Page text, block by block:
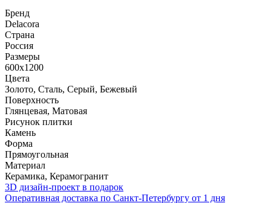
Бренд
Delacora
Страна
Россия
Размеры
600x1200
Цвета
Золото, Сталь, Серый, Бежевый
Поверхность
Глянцевая, Матовая
Рисунок плитки
Камень
Форма
Прямоугольная
Материал
Керамика, Керамогранит
3D дизайн-проект в подарок
Оперативная доставка по Санкт-Петербургу от 1 дня